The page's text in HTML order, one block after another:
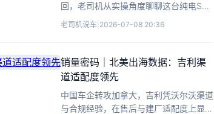
回，老司机从实操角度聊聊这台纯电SUV
的真实用车体验与值不值。
老司机说车 2026-07-08 20:36
销量密码｜北美出海数据：吉利渠
道适配度领先
中国车企转攻加拿大，吉利凭沃尔沃渠道
与合规经验，在售后与建厂适配度上显著